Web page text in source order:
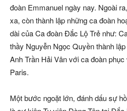
đoàn Emmanuel ngày nay. Ngoài
xa, còn thành lập những ca đoàn
dài của Ca đoàn Đắc Lộ Trẻ như:
thầy Nguyễn Ngọc Quyền thành
Anh Trần Hải Vân với ca đoàn
Paris.
Một bước ngoặt lớn, đánh dấu sự